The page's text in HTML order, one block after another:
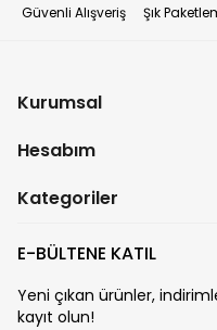
Güvenli Alışveriş Şık
Kurumsal
Hesabım
Kategoriler
E-BÜLTENE KATIL
Yeni çıkan ürünler,
kayıt olun!